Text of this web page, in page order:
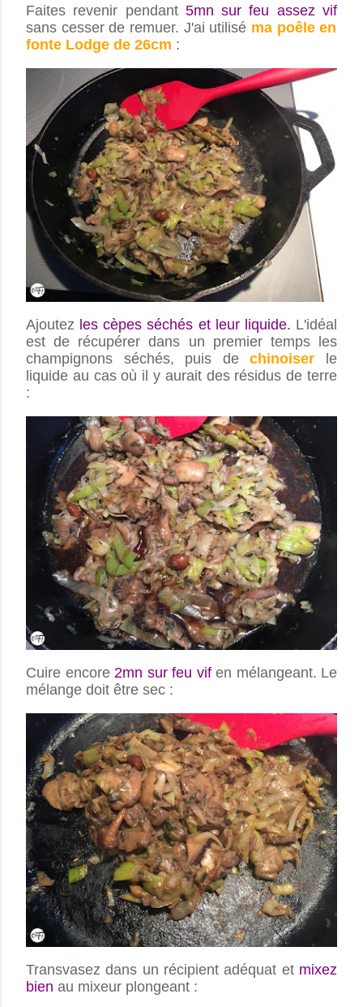
Faites revenir pendant 5mn sur feu assez vif
sans cesser de remuer. J'ai utilisé ma poêle en
fonte Lodge de 26cm :
Ajoutez les cèpes séchés et leur liquide. L'idéal
est de récupérer dans un premier temps les
champignons séchés, puis de
chinoiser le
liquide au cas où il y aurait des résidus de terre
:
Cuire encore 2mn sur feu vifen mélangeant. Le
mélange doit être sec :
Transvasez dans un récipient adéquat et mixez
bien au mixeur plongeant :